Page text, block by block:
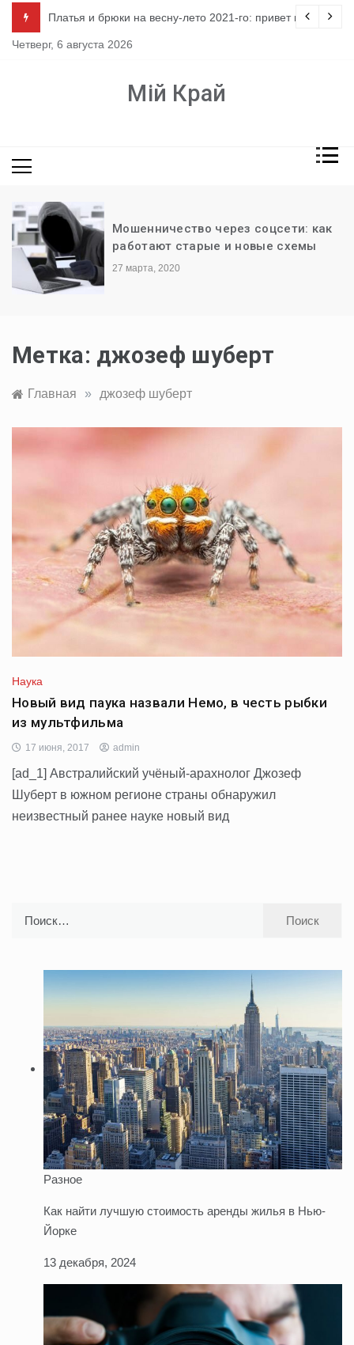
содержимому
Платья и брюки на весну-лето 2021-го: привет из 80-х
Четверг, 6 августа 2026
Мій Край
Мошенничество через соцсети: как
работают старые и новые схемы
27 марта, 2020
Метка: джозеф шуберт
Главная » джозеф шуберт
Наука
Новый вид паука назвали Немо, в честь рыбки
из мультфильма
17 июня, 2017 admin
[ad_1] Австралийский учёный-арахнолог Джозеф
Шуберт в южном регионе страны обнаружил
неизвестный ранее науке новый вид
Разное
Как найти лучшую стоимость аренды жилья в Нью-
Йорке
13 декабря, 2024